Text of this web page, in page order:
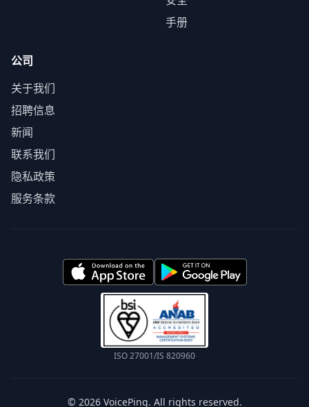
手册
公司
关于我们
招聘信息
新闻
联系我们
隐私政策
服务条款
ISO 27001/IS 820960
© 2026 VoicePing. All rights reserved.